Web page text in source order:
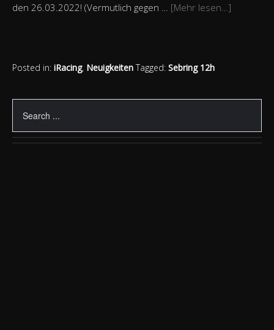
den 26.03.2022! (Vermutlich gegen … [Mehr lesen…]
Posted in: iRacing, Neuigkeiten Tagged: Sebring 12h